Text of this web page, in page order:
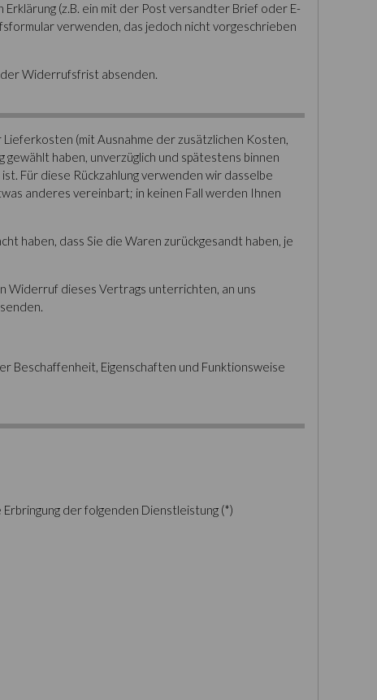
(z.B. ein mit der Post versandter Brief oder E-
verwenden, das jedoch nicht vorgeschrieben
Widerrufsfrist absenden.
(mit Ausnahme der zusätzlichen Kosten,
haben, unverzüglich und spätestens binnen
Für diese Rückzahlung verwenden wir dasselbe
anderes vereinbart; in keinen Fall werden Ihnen
haben, dass Sie die Waren zurückgesandt haben, je
Widerruf dieses Vertrags unterrichten, an uns
Beschaffenheit, Eigenschaften und Funktionsweise
der folgenden Dienstleistung (*)